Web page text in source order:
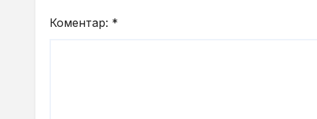
Коментар: *